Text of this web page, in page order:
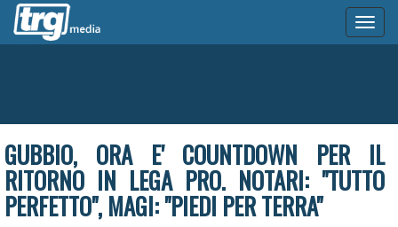
GUBBIO, ORA E' COUNTDOWN PER IL
RITORNO IN LEGA PRO. NOTARI: "TUTTO
PERFETTO", MAGI: "PIEDI PER TERRA"